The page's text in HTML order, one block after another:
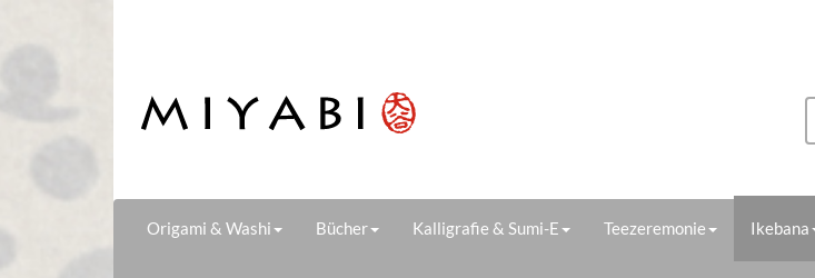
Origami & Washi Bücher Kalligrafie & Sumi-E Teezeremonie Ikebana